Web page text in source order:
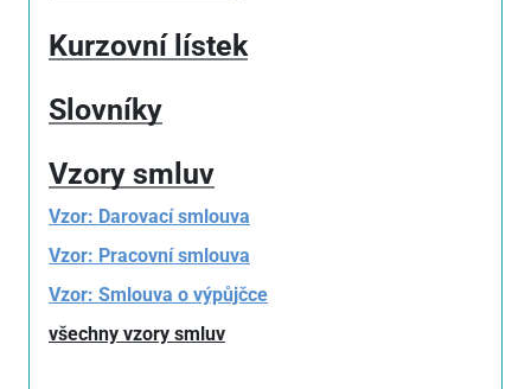
Kurzovní lístek
Slovníky
Vzory smluv
Vzor: Darovací smlouva
Vzor: Pracovní smlouva
Vzor: Smlouva o výpůjčce
všechny vzory smluv